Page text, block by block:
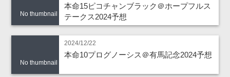
No thumbnail
本命15ピコチャンブラック＠ホープフルス
テークス2024予想
No thumbnail
2024/12/22
本命10プログノーシス＠有馬記念2024予想